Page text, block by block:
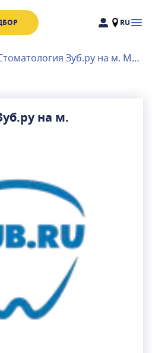
RU
Стоматология Зуб.ру на м. Маяковская
на м.